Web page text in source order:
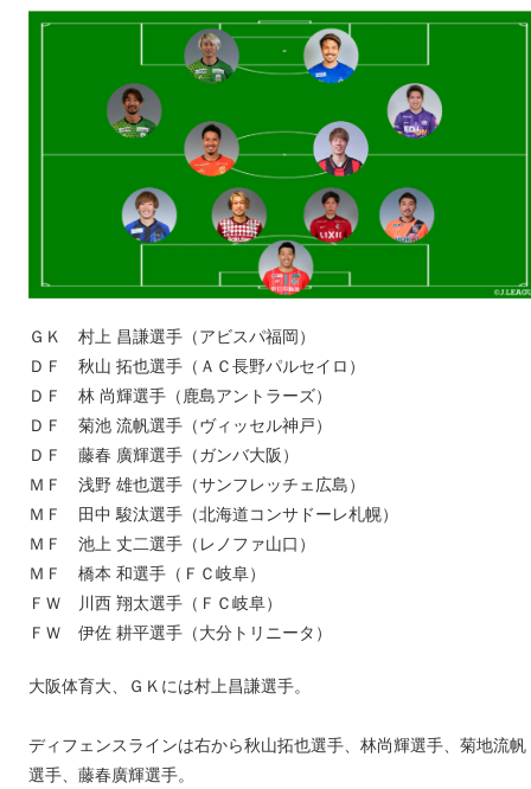
ＧＫ 村上 昌謙選手（アビスパ福岡）
ＤＦ 秋山 拓也選手（ＡＣ長野パルセイロ）
ＤＦ 林 尚輝選手（鹿島アントラーズ）
ＤＦ 菊池 流帆選手（ヴィッセル神戸）
ＤＦ 藤春 廣輝選手（ガンバ大阪）
ＭＦ 浅野 雄也選手（サンフレッチェ広島）
ＭＦ 田中 駿汰選手（北海道コンサドーレ札幌）
ＭＦ 池上 丈二選手（レノファ山口）
ＭＦ 橋本 和選手（ＦＣ岐阜）
ＦＷ 川西 翔太選手（ＦＣ岐阜）
ＦＷ 伊佐 耕平選手（大分トリニータ）
大阪体育大、ＧＫには村上昌謙選手。
ディフェンスラインは右から秋山拓也選手、林尚輝選手、菊地流帆
選手、藤春廣輝選手。